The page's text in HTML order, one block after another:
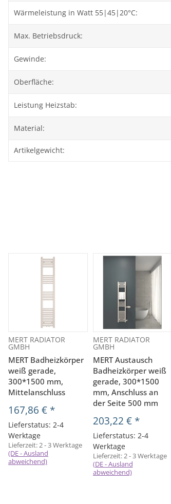
Wärmeleistung in Watt 55|45|20°C:
Max. Betriebsdruck:
Gewinde:
Oberfläche:
Leistung Heizstab:
Material:
Artikelgewicht:
MERT RADIATOR
GMBH
MERT Badheizkörper
weiß gerade,
300*1500 mm,
Mittelanschluss
167,86 € *
Lieferstatus: 2-4
Werktage
Lieferzeit:2 - 3 Werktage
(DE - Ausland
abweichend)
MERT RADIATOR
GMBH
MERT Austausch
Badheizkörper weiß
gerade, 300*1500
mm, Anschluss an
der Seite 500 mm
203,22 € *
Lieferstatus: 2-4
Werktage
Lieferzeit:2 - 3 Werktage
(DE - Ausland
abweichend)